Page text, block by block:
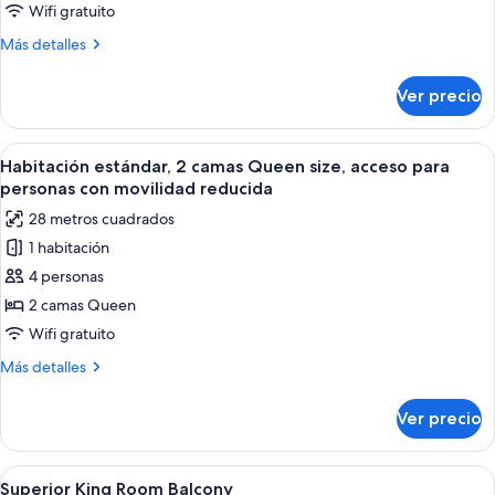
superior,
cama
balcón
Wifi gratuito
Más detalles
Más
superior,
cama
King
size,
balcón
Ver precio
Abrir
todas
las
fotos
de
Habitación
estándar,
2
camas
acceso
para
personas
Una habitación de hotel con dos
5
Habitación estándar, 2 camas Queen size, acceso para
personas con movilidad reducida
28 metros cuadrados
1 habitación
4 personas
2 camas Queen
Wifi gratuito
Más detalles
Más
estándar,
camas
Ver precio
Abrir
Ropa de cama de alta calidad y caja
5
Superior King Room Balcony